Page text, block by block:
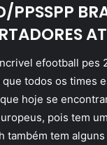
efootball
todos os times
hoje se
pois tem
tem